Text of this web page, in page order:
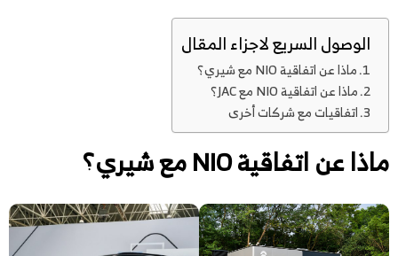
الوصول السريع لاجزاء المقال
ماذا عن اتفاقية NIO مع شيري؟
ماذا عن اتفاقية NIO مع JAC؟
اتفاقيات مع شركات أخرى
ماذا عن اتفاقية NIO مع شيري؟